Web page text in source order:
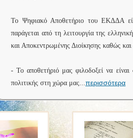
Το Ψηφιακό Αποθετήριο του ΕΚΔΔΑ
παράγεται από τη λειτουργία της
και Αποκεντρωμένης Διοίκησης καθώς
- Το αποθετήριό μας φιλοδοξεί να
πολιτικής στη χώρα μας...περισσότερα